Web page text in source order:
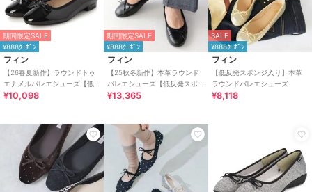
期間限定SALE
¥888ｸｰﾎﾟﾝ
フィン
【26春夏新作】ラウンドトゥ
エナメルバレエシューズ【低
反発スポンジ入り】
¥10,098
期間限定SALE
¥888ｸｰﾎﾟﾝ
フィン
【25秋冬新作】本革ラウンド
バレエシューズ【低反発スポ
ンジ入り】
¥13,365
SALE
¥888ｸｰﾎﾟﾝ
フィン
【低反発スポンジ入り】本革
ラウンドバレエシューズ
¥8,118